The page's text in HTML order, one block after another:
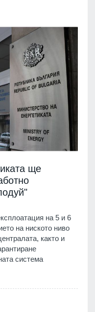
ще
на 5 и 6
на ниското ниво
както и
система